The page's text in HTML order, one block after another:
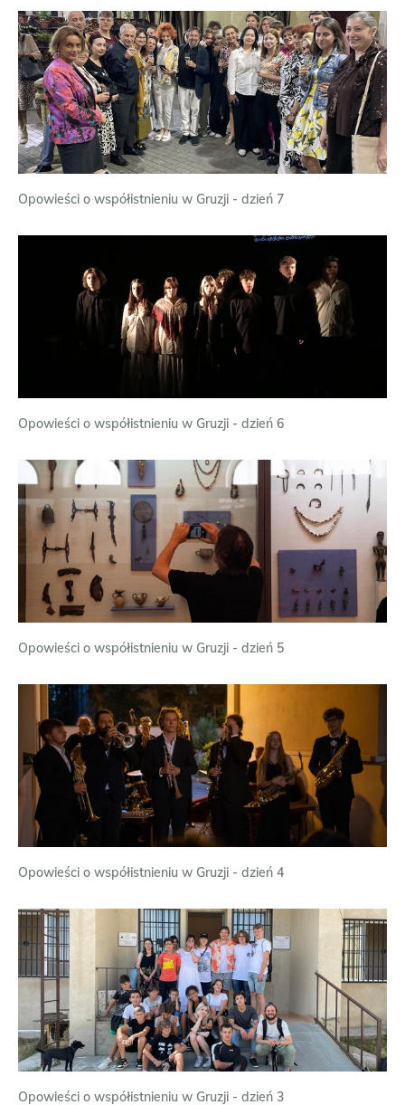
Opowieści o współistnieniu w Gruzji - dzień 7
Opowieści o współistnieniu w Gruzji - dzień 6
Opowieści o współistnieniu w Gruzji - dzień 5
Opowieści o współistnieniu w Gruzji - dzień 4
Opowieści o współistnieniu w Gruzji - dzień 3